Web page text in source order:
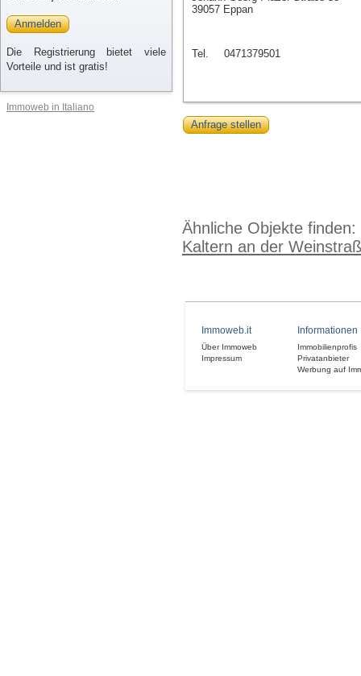
Anmelden
Die Registrierung bietet viele
Vorteile und ist gratis!
Immoweb in Italiano
39057 Eppan
Tel. 0471379501
Anfrage stellen
Ähnliche Objekte finden:
Kaltern an der
Immoweb.it
Über Immoweb
Impressum
Informationen
Immobilienprofis
Privatanbieter
Werbung auf